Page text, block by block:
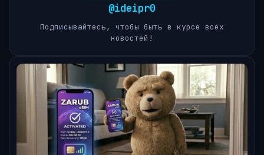
@ideipr0
Подписывайтесь, чтобы быть в курсе всех
новостей!